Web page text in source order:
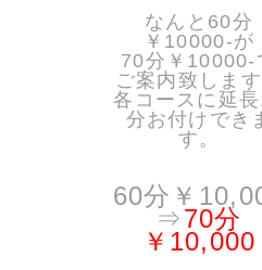
なんと60分
￥10000-が
70分￥10000-
ご案内致しま
各コースに延
分お付けでき
す。
60分￥
⇒70分
￥10,000